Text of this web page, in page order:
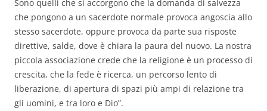
Sono quelli che si accorgono che la domanda di salvezza
che pongono a un sacerdote normale provoca angoscia allo
stesso sacerdote, oppure provoca da parte sua risposte
direttive, salde, dove è chiara la paura del nuovo. La nostra
piccola associazione crede che la religione è un processo di
crescita, che la fede è ricerca, un percorso lento di
liberazione, di apertura di spazi più ampi di relazione tra
gli uomini, e tra loro e Dio”.